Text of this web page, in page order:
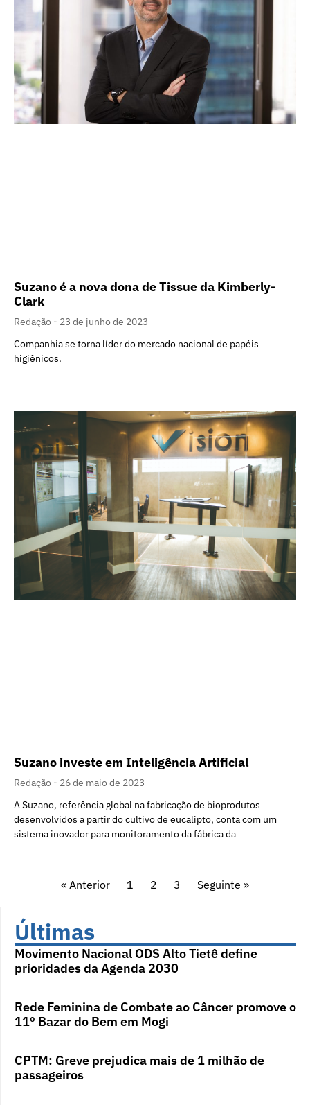
Suzano é a nova dona de Tissue da Kimberly-
Clark
Redação
23 de junho de 2023
Companhia se torna líder do mercado nacional de papéis
higiênicos.
Suzano investe em Inteligência Artificial
Redação
26 de maio de 2023
A Suzano, referência global na fabricação de bioprodutos
desenvolvidos a partir do cultivo de eucalipto, conta com um
sistema inovador para monitoramento da fábrica da
« Anterior 1 2 3 Seguinte »
Últimas
Movimento Nacional ODS Alto Tietê define
prioridades da Agenda 2030
Rede Feminina de Combate ao Câncer promove o
11º Bazar do Bem em Mogi
CPTM: Greve prejudica mais de 1 milhão de
passageiros